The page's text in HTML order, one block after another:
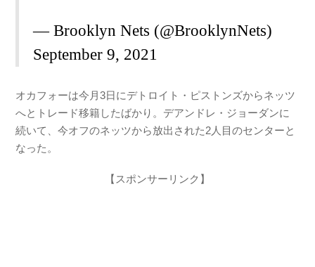
— Brooklyn Nets (@BrooklynNets)
September 9, 2021
オカフォーは今月3日にデトロイト・ピストンズからネッツ
へとトレード移籍したばかり。デアンドレ・ジョーダンに
続いて、今オフのネッツから放出された2人目のセンターと
なった。
【スポンサーリンク】